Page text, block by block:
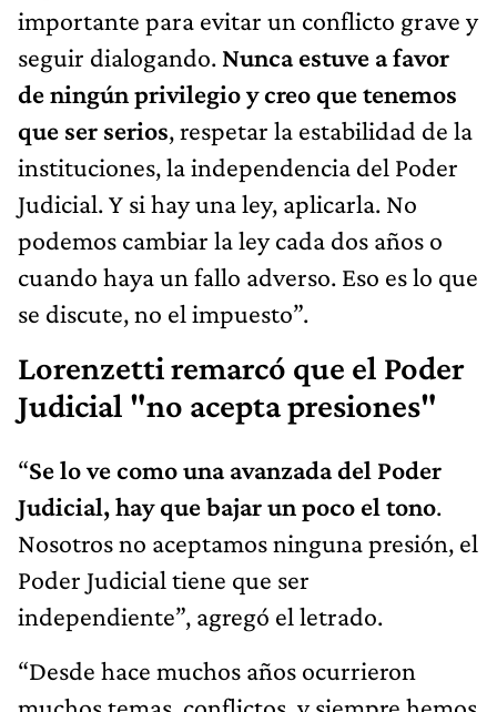
importante para evitar un conflicto grave y
seguir dialogando. Nunca estuve a favor
de ningún privilegio y creo que tenemos
que ser serios, respetar la estabilidad de la
instituciones, la independencia del Poder
Judicial. Y si hay una ley, aplicarla. No
podemos cambiar la ley cada dos años o
cuando haya un fallo adverso. Eso es lo que
se discute, no el impuesto”.
Lorenzetti remarcó que el Poder
Judicial "no acepta presiones"
“Se lo ve como una avanzada del Poder
Judicial, hay que bajar un poco el tono.
Nosotros no aceptamos ninguna presión, el
Poder Judicial tiene que ser
independiente”, agregó el letrado.
“Desde hace muchos años ocurrieron